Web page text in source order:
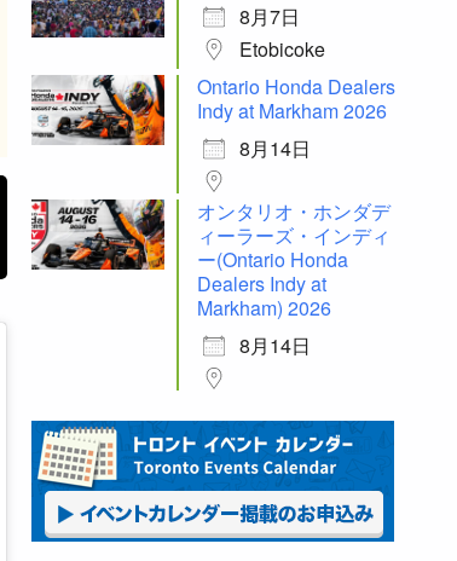
8月7日
Etobicoke
Ontario Honda Dealers
Indy at Markham 2026
8月14日
オンタリオ・ホンダデ
ィーラーズ・インディ
ー(Ontario Honda
Dealers Indy at
Markham) 2026
8月14日